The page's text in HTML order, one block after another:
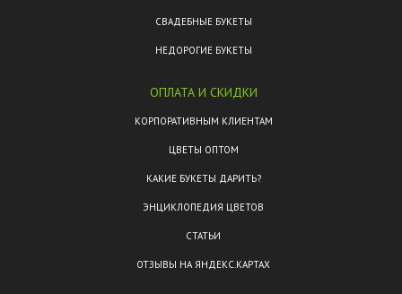
СВАДЕБНЫЕ БУКЕТЫ
НЕДОРОГИЕ БУКЕТЫ
ОПЛАТА И СКИДКИ
КОРПОРАТИВНЫМ КЛИЕНТАМ
ЦВЕТЫ ОПТОМ
КАКИЕ БУКЕТЫ ДАРИТЬ?
ЭНЦИКЛОПЕДИЯ ЦВЕТОВ
СТАТЬИ
ОТЗЫВЫ НА ЯНДЕКС.КАРТАХ